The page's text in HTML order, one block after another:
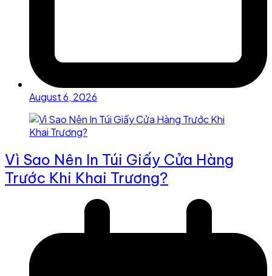
August 6, 2026
Vì Sao Nên In Túi Giấy Cửa Hàng
Trước Khi Khai Trương?